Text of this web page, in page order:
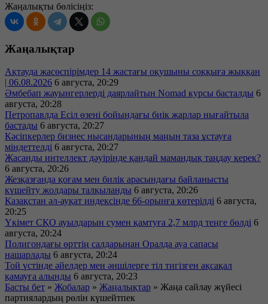
Жаңалықты бөлісіңіз:
Жаңалықтар
Ақтауда жасөспірімдер 14 жастағы оқушыны соққыға жыққан
| 06.08.2026 6 августа, 20:29
Әмбебап жауынгерлерді даярлайтын Nomad курсы басталды 6
августа, 20:28
Петропавлда Есіл өзені бойындағы биік жарлар нығайтыла
бастады 6 августа, 20:27
Кәсіпкерлер бизнес нысандарының маңын таза ұстауға
міндеттелді 6 августа, 20:27
Жасанды интеллект дәуірінде қандай мамандық таңдау керек?
6 августа, 20:26
Жезқазғанда қоғам мен билік арасындағы байланысты
күшейту жолдары талқыланды 6 августа, 20:26
Қазақстан әл-ауқат индексінде 66-орынға көтерілді 6 августа,
20:25
Үкімет СҚО ауылдарын сумен қамтуға 2,7 млрд теңге бөлді 6
августа, 20:24
Полигондағы өрттің салдарынан Оралда ауа сапасы
нашарлады 6 августа, 20:24
Той үстінде әйелдер мен әншілерге тіл тигізген ақсақал
қамауға алынды 6 августа, 20:23
Басты бет » Жобалар » Жаңалықтар » Жаңа сайлау жүйесі
партиялардың рөлін күшейтпек